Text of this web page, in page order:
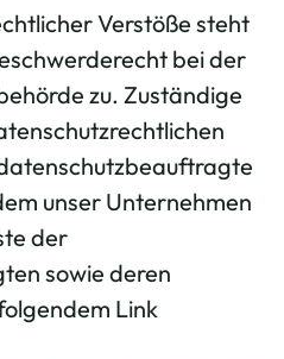
Verstöße steht
bei der
zu. Zuständige
unser Unternehmen
der
sowie deren
Link